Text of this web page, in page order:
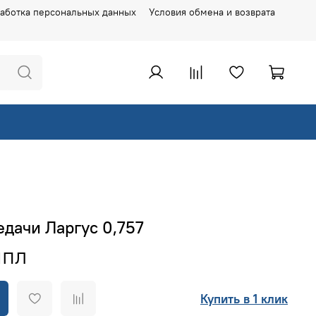
персональных данных Условия обмена и возврата
Ларгус 0,757
Купить в 1 клик